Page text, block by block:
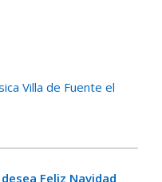
Feliz Navidad